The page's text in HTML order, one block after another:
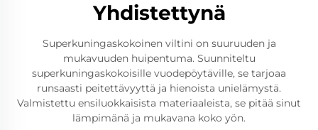
Yhdistettynä
Superkuningaskokoinen viltini on suuruuden ja
mukavuuden huipentuma. Suunniteltu
superkuningaskokoisille vuodepöytäville, se tarjoaa
runsaasti peitettävyyttä ja hienoista unielämystä.
Valmistettu ensiluokkaisista materiaaleista, se pitää sinut
lämpimänä ja mukavana koko yön.